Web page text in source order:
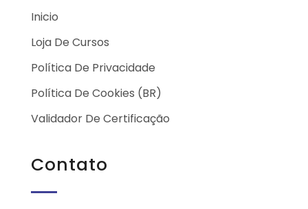
Inicio
Loja De Cursos
Política De Privacidade
Política De Cookies (BR)
Validador De Certificação
Contato